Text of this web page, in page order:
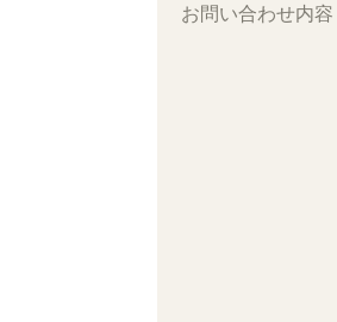
お問い合わせ内容